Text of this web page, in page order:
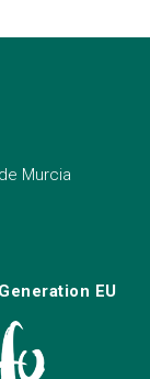
Murcia
EU